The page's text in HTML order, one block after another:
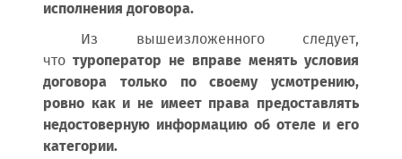
исполнения договора.
Из вышеизложенного следует,
что туроператор не вправе менять условия
договора только по своему усмотрению,
ровно как и не имеет права предоставлять
недостоверную информацию об отеле и его
категории.